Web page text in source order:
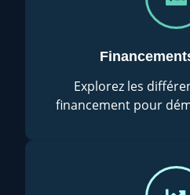
Explorez les
financement pour